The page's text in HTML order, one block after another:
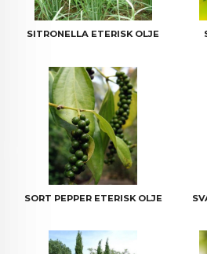
SITRONELLA ETERISK OLJE
SORT PEPPER ETERISK OLJE